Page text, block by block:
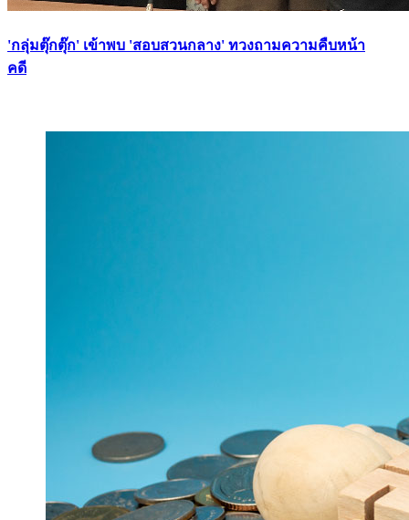
'กลุ่มตุ๊กตุ๊ก' เข้าพบ 'สอบสวนกลาง' ทวงถามความคืบหน้า
คดี